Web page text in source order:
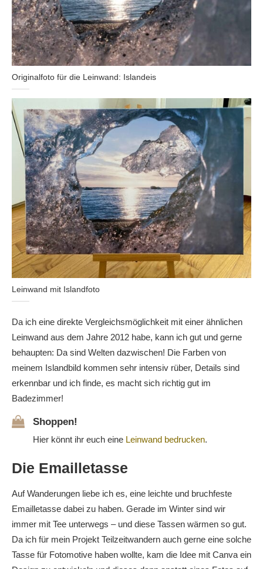
Originalfoto für die Leinwand: Islandeis
Leinwand mit Islandfoto
Da ich eine direkte Vergleichsmöglichkeit mit einer ähnlichen
Leinwand aus dem Jahre 2012 habe, kann ich gut und gerne
behaupten: Da sind Welten dazwischen! Die Farben von
meinem Islandbild kommen sehr intensiv rüber, Details sind
erkennbar und ich finde, es macht sich richtig gut im
Badezimmer!
Shoppen!
Hier könnt ihr euch eine Leinwand bedrucken.
Die Emailletasse
Auf Wanderungen liebe ich es, eine leichte und bruchfeste
Emailletasse dabei zu haben. Gerade im Winter sind wir
immer mit Tee unterwegs – und diese Tassen wärmen so gut.
Da ich für mein Projekt Teilzeitwandern auch gerne eine solche
Tasse für Fotomotive haben wollte, kam die Idee mit Canva ein